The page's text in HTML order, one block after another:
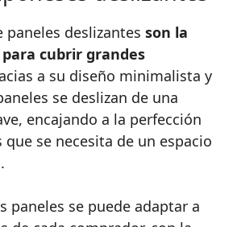
paneles deslizantes son la
cubrir grandes
a su diseño minimalista y
se deslizan de una
encajando a la perfección
que se necesita de un espacio
paneles se puede adaptar a